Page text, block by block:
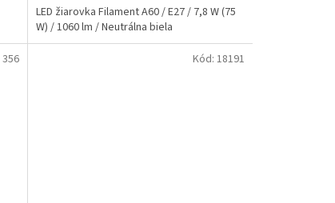
LED žiarovka Filament A60 / E27 / 7,8 W (75
W) / 1060 lm / Neutrálna biela
356 Kód: 18191